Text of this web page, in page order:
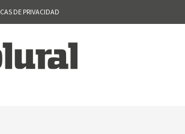
DE PRIVACIDAD